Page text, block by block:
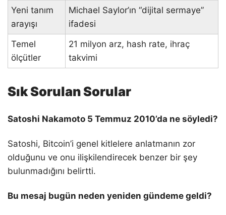
Yeni tanım
arayışı
Michael Saylor’ın “dijital sermaye”
ifadesi
Temel
ölçütler
21 milyon arz, hash rate, ihraç
takvimi
Sık Sorulan Sorular
Satoshi Nakamoto 5 Temmuz 2010’da ne söyledi?
Satoshi, Bitcoin’i genel kitlelere anlatmanın zor
olduğunu ve onu ilişkilendirecek benzer bir şey
bulunmadığını belirtti.
Bu mesaj bugün neden yeniden gündeme geldi?